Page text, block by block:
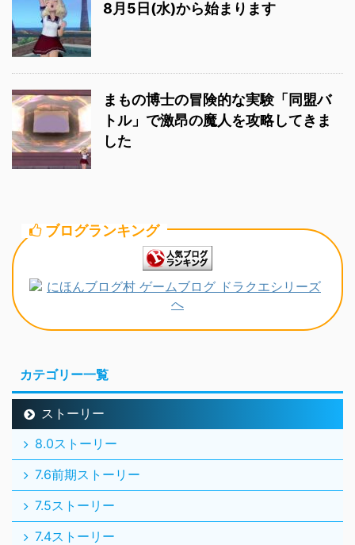
8月5日(水)から始まります
まもの博士の冒険的な実験「同盟バ
トル」で激昂の魔人を攻略してきま
した
ブログランキング
カテゴリー一覧
ストーリー
8.0ストーリー
7.6前期ストーリー
7.5ストーリー
7.4ストーリー